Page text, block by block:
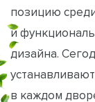
позицию
и
дизайна.
в каждом